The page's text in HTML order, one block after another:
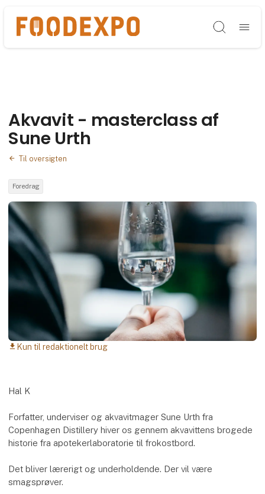
Søg
Akvavit - masterclass af
Sune Urth
Til oversigten
Foredrag
download Kun til redaktionelt brug
Hal K
Forfatter, underviser og akvavitmager Sune Urth fra
Copenhagen Distillery hiver os gennem akvavittens brogede
historie fra apotekerlaboratorie til frokostbord.
Det bliver lærerigt og underholdende. Der vil være
smagsprøver.